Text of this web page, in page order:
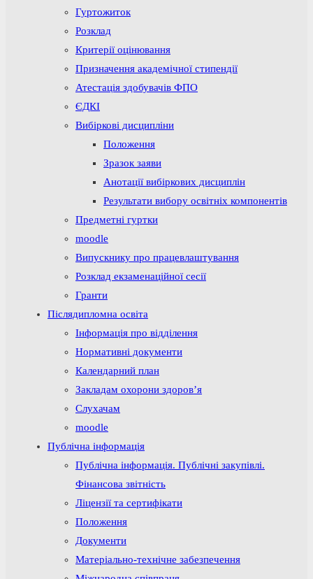
Гуртожиток
Розклад
Критерії оцінювання
Призначення академічної стипендії
Атестація здобувачів ФПО
ЄДКІ
Вибіркові дисципліни
Положення
Зразок заяви
Анотації вибіркових дисциплін
Результати вибору освітніх компонентів
Предметні гуртки
moodle
Випускнику про працевлаштування
Розклад екзаменаційної сесії
Гранти
Післядипломна освіта
Інформація про відділення
Нормативні документи
Календарний план
Закладам охорони здоров’я
Слухачам
moodle
Публічна інформація
Публічна інформація. Публічні закупівлі.
Фінансова звітність
Ліцензії та сертифікати
Положення
Документи
Матеріально-технічне забезпечення